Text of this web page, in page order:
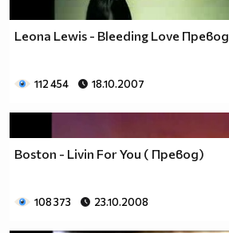
Leona Lewis - Bleeding Love Превод
112 454 18.10.2007
Boston - Livin For You ( Превод)
108 373 23.10.2008